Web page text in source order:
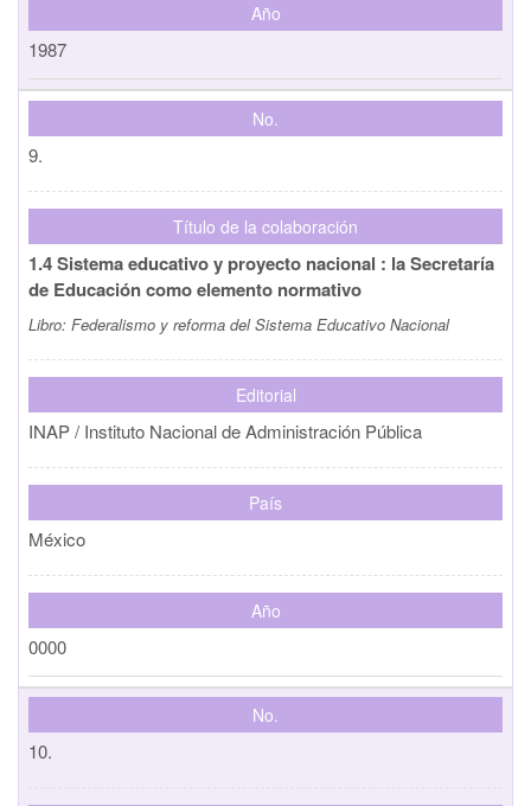
Año
1987
No.
9.
Título de la colaboración
1.4 Sistema educativo y proyecto nacional : la Secretaría
de Educación como elemento normativo
Libro: Federalismo y reforma del Sistema Educativo Nacional
Editorial
INAP / Instituto Nacional de Administración Pública
País
México
Año
0000
No.
10.